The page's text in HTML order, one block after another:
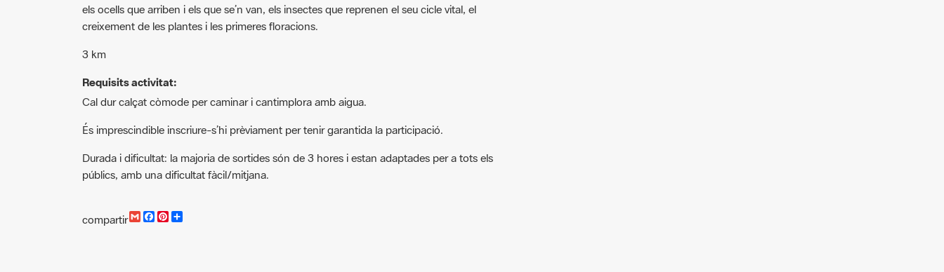
els ocells que arriben i els que se’n van, els insectes que reprenen el seu cicle vital, el
creixement de les plantes i les primeres floracions.
3 km
Requisits activitat:
Cal dur calçat còmode per caminar i cantimplora amb aigua.
És imprescindible inscriure-s’hi prèviament per tenir garantida la participació.
Durada i dificultat: la majoria de sortides són de 3 hores i estan adaptades per a tots els
públics, amb una dificultat fàcil/mitjana.
compartir
G
F
P